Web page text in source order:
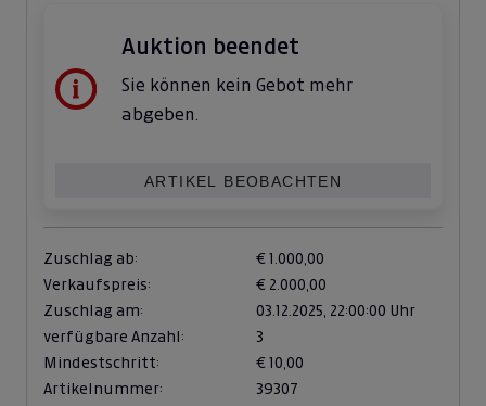
Auktion beendet
Sie können kein Gebot mehr
abgeben.
ARTIKEL BEOBACHTEN
Zuschlag ab:
€ 1.000,00
Verkaufspreis:
€ 2.000,00
Zuschlag am:
03.12.2025, 22:00:00 Uhr
verfügbare Anzahl:
3
Mindestschritt:
€ 10,00
Artikelnummer:
39307